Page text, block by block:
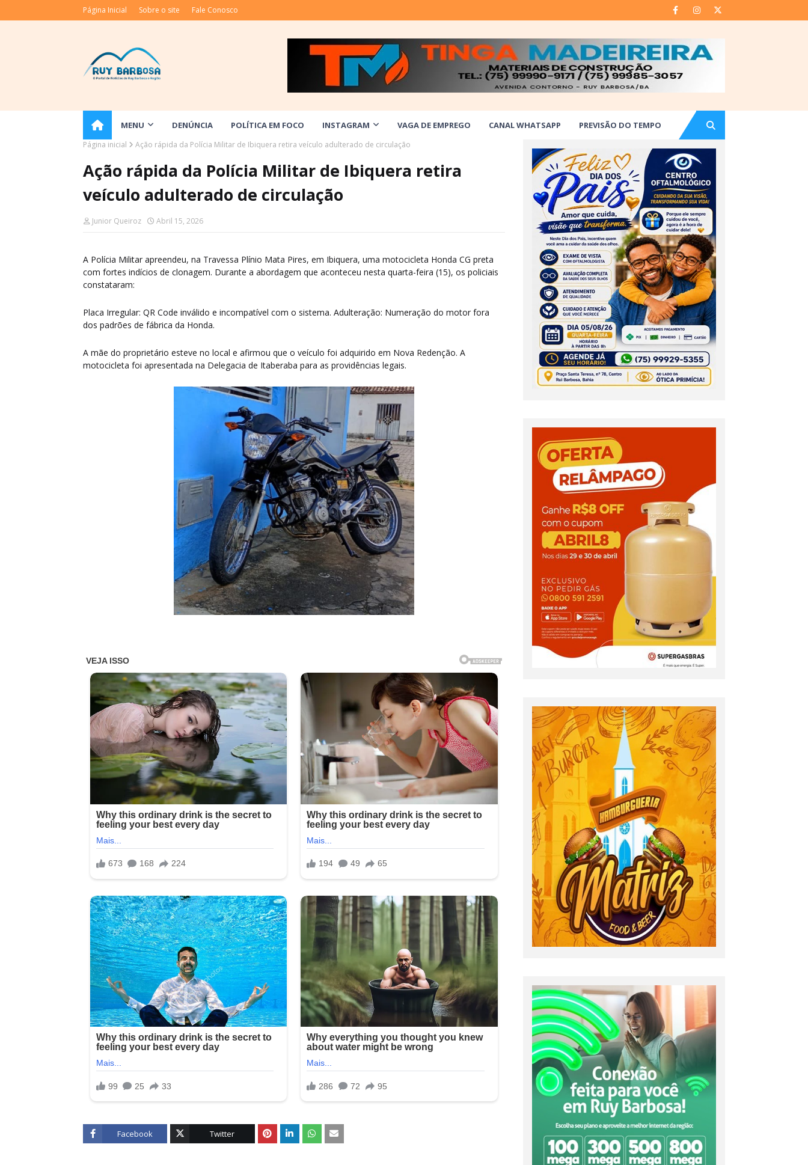
Página Inicial Sobre o site Fale Conosco
MENU DENÚNCIA POLÍTICA EM FOCO INSTAGRAM VAGA DE EMPREGO CANAL WHATSAPP PREVISÃO DO TEMPO
Página inicial ​Ação rápida da Polícia Militar de Ibiquera retira veículo adulterado de circulação
​Ação rápida da Polícia Militar de Ibiquera retira
veículo adulterado de circulação
Junior Queiroz Abril 15, 2026
A Polícia Militar apreendeu, na Travessa Plínio Mata Pires, em Ibiquera, uma motocicleta Honda CG preta
com fortes indícios de clonagem. Durante a abordagem que aconteceu nesta quarta-feira (15), os policiais
constataram:
​Placa Irregular: QR Code inválido e incompatível com o sistema. Adulteração: Numeração do motor fora
dos padrões de fábrica da Honda.
​A mãe do proprietário esteve no local e afirmou que o veículo foi adquirido em Nova Redenção. A
motocicleta foi apresentada na Delegacia de Itaberaba para as providências legais.
Facebook Twitter